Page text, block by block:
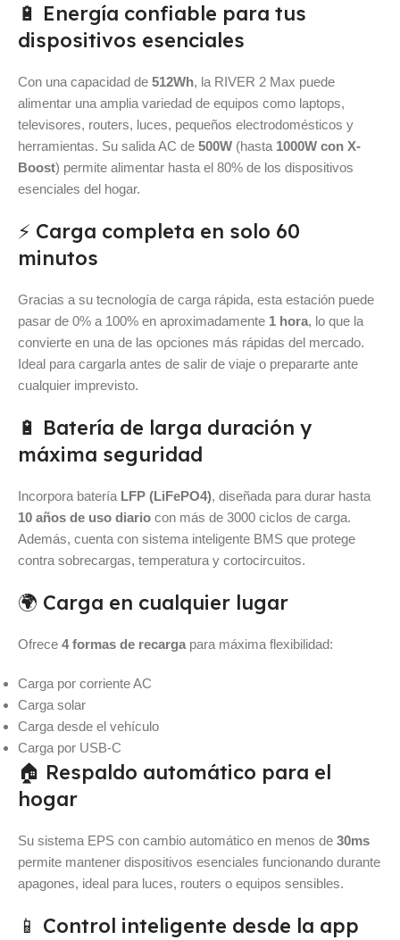
🔋 Energía confiable para tus
dispositivos esenciales
Con una capacidad de 512Wh, la RIVER 2 Max puede
alimentar una amplia variedad de equipos como laptops,
televisores, routers, luces, pequeños electrodomésticos y
herramientas. Su salida AC de 500W (hasta 1000W con X-
Boost) permite alimentar hasta el 80% de los dispositivos
esenciales del hogar.
⚡ Carga completa en solo 60
minutos
Gracias a su tecnología de carga rápida, esta estación puede
pasar de 0% a 100% en aproximadamente 1 hora, lo que la
convierte en una de las opciones más rápidas del mercado.
Ideal para cargarla antes de salir de viaje o prepararte ante
cualquier imprevisto.
🔋 Batería de larga duración y
máxima seguridad
Incorpora batería LFP (LiFePO4), diseñada para durar hasta
10 años de uso diario con más de 3000 ciclos de carga.
Además, cuenta con sistema inteligente BMS que protege
contra sobrecargas, temperatura y cortocircuitos.
🌍 Carga en cualquier lugar
Ofrece 4 formas de recarga para máxima flexibilidad:
Carga por corriente AC
Carga solar
Carga desde el vehículo
Carga por USB-C
🏠 Respaldo automático para el
hogar
Su sistema EPS con cambio automático en menos de 30ms
permite mantener dispositivos esenciales funcionando durante
apagones, ideal para luces, routers o equipos sensibles.
📱 Control inteligente desde la app